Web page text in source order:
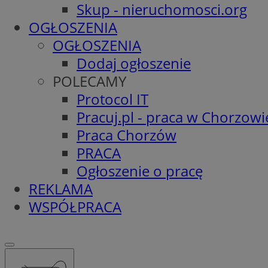
Skup - nieruchomosci.org
OGŁOSZENIA
OGŁOSZENIA
Dodaj ogłoszenie
POLECAMY
Protocol IT
Pracuj.pl - praca w
Praca Chorzów
PRACA
Ogłoszenie o pracę
REKLAMA
WSPÓŁPRACA